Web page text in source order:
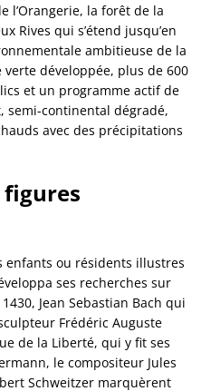
l’Orangerie, la forêt de la
Rives qui s’étend jusqu’en
ambitieuse de la
développée, plus de 600
et un programme actif de
semi-continental dégradé,
avec des précipitations
enfants ou résidents illustres
ses recherches sur
Jean Sebastian Bach qui
Frédéric Auguste
de la Liberté, qui y fit ses
le compositeur Jules
Schweitzer marquèrent